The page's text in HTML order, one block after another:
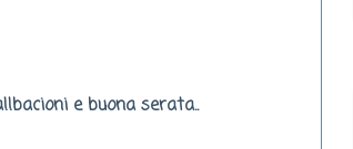
e buona serata..